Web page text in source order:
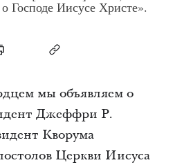
о Господе Иисусе Христе».
мы объявляем о
Джеффри Р.
Кворума
Церкви Иисуса